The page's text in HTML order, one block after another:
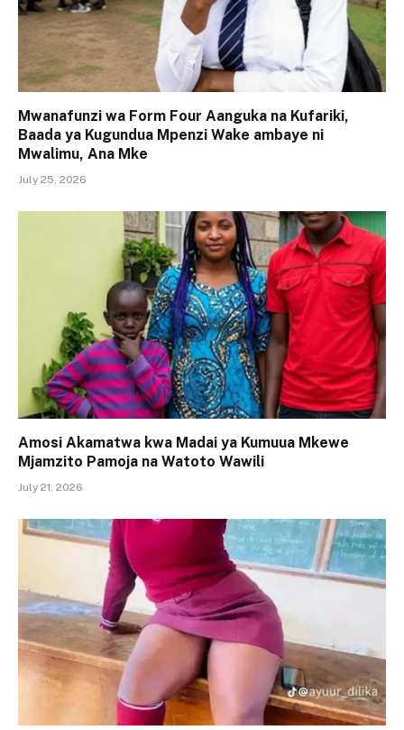
Mwanafunzi wa Form Four Aanguka na Kufariki,
Baada ya Kugundua Mpenzi Wake ambaye ni
Mwalimu, Ana Mke
July 25, 2026
Amosi Akamatwa kwa Madai ya Kumuua Mkewe
Mjamzito Pamoja na Watoto Wawili
July 21, 2026